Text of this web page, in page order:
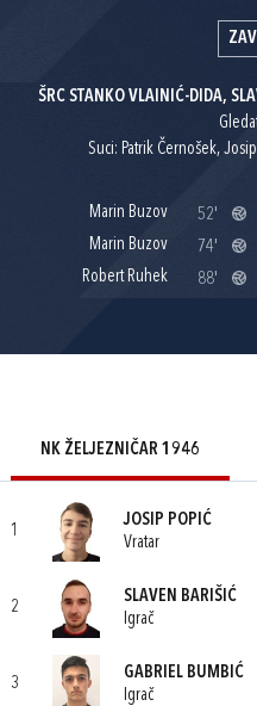
ŠRC STANKO VLAINIĆ-DIDA,
Suci: Patrik Černošek,
Marin Buzov
52'
Marin Buzov
74'
Robert Ruhek
88'
NK ŽELJEZNIČAR 1946
1
JOSIP POPIĆ
Vratar
2
SLAVEN BARIŠIĆ
Igrač
3
GABRIEL BUMBIĆ
Igrač